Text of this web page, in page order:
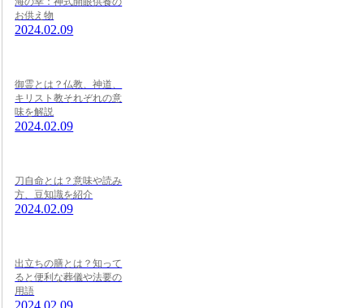
お供え物
2024.02.09
御霊とは？仏教、神道、
キリスト教それぞれの意
味を解説
2024.02.09
刀自命とは？意味や読み
方、豆知識を紹介
2024.02.09
出立ちの膳とは？知って
ると便利な葬儀や法要の
用語
2024.02.09